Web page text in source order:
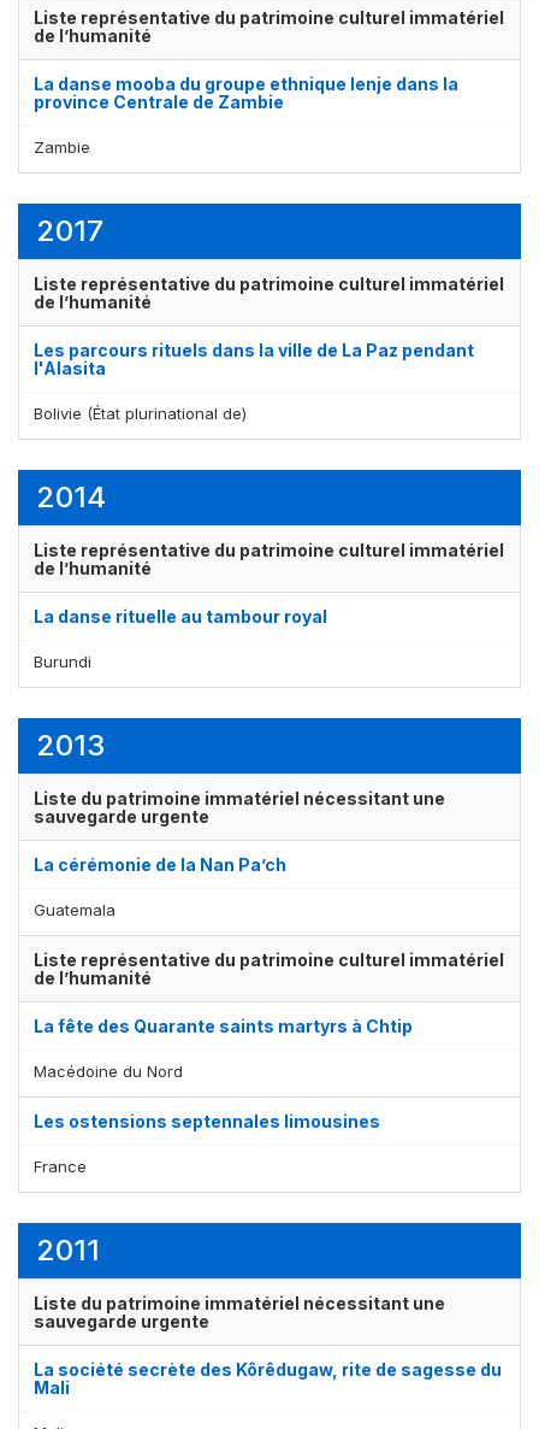
Affichage par et
Liste représentative du patrimoine culturel immatériel
de l’humanité
La danse mooba du groupe ethnique lenje dans la
province Centrale de Zambie
Zambie
2017
Liste représentative du patrimoine culturel immatériel
de l’humanité
Les parcours rituels dans la ville de La Paz pendant
l'Alasita
Bolivie (État plurinational de)
2014
Liste représentative du patrimoine culturel immatériel
de l’humanité
La danse rituelle au tambour royal
Burundi
2013
Liste du patrimoine immatériel nécessitant une
sauvegarde urgente
La cérémonie de la Nan Pa’ch
Guatemala
Liste représentative du patrimoine culturel immatériel
de l’humanité
La fête des Quarante saints martyrs à Chtip
Macédoine du Nord
Les ostensions septennales limousines
France
2011
Liste du patrimoine immatériel nécessitant une
sauvegarde urgente
La société secrète des Kôrêdugaw, rite de sagesse du
Mali